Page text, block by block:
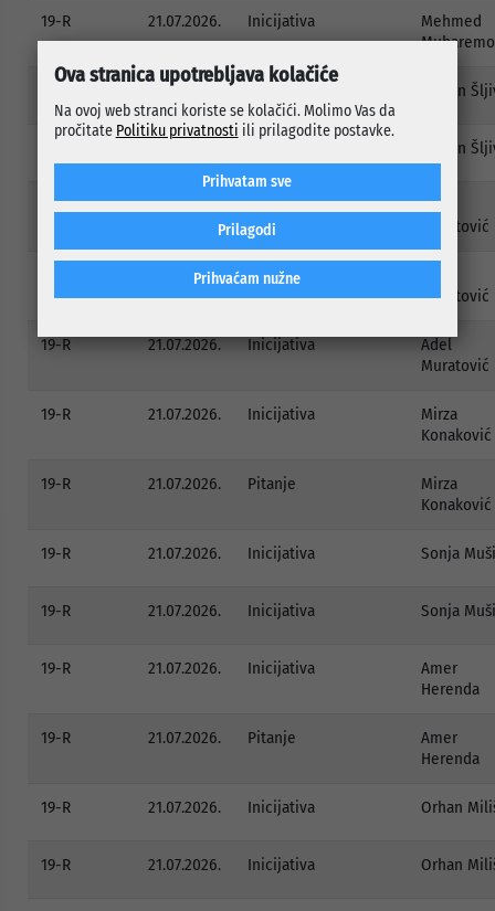
19-R 21.07.2026. Inicijativa
Mehmed
21.07.2026. Jasmin
Jasmin
19-R 21.07.2026. Inicijativa
Adel
Muratović
21.07.2026. Pitanje
Muratović
19-R 21.07.2026. Inicijativa
Adel
Muratović
19-R 21.07.2026. Inicijativa
Mirza
Konaković
19-R 21.07.2026. Pitanje
Mirza
Konaković
19-R 21.07.2026. Inicijativa Sonja
19-R 21.07.2026. Inicijativa Sonja
19-R 21.07.2026. Inicijativa
Amer
Herenda
19-R 21.07.2026. Pitanje
Amer
Herenda
19-R 21.07.2026. Inicijativa Orhan
19-R 21.07.2026. Inicijativa Orhan
Ova stranica upotrebljava kolačiće
Na ovoj web stranci koriste se kolačići. Molimo Vas da
pročitate Politiku privatnosti ili prilagodite postavke.
Prihvaćam nužne
Prilagodi
Prihvatam sve